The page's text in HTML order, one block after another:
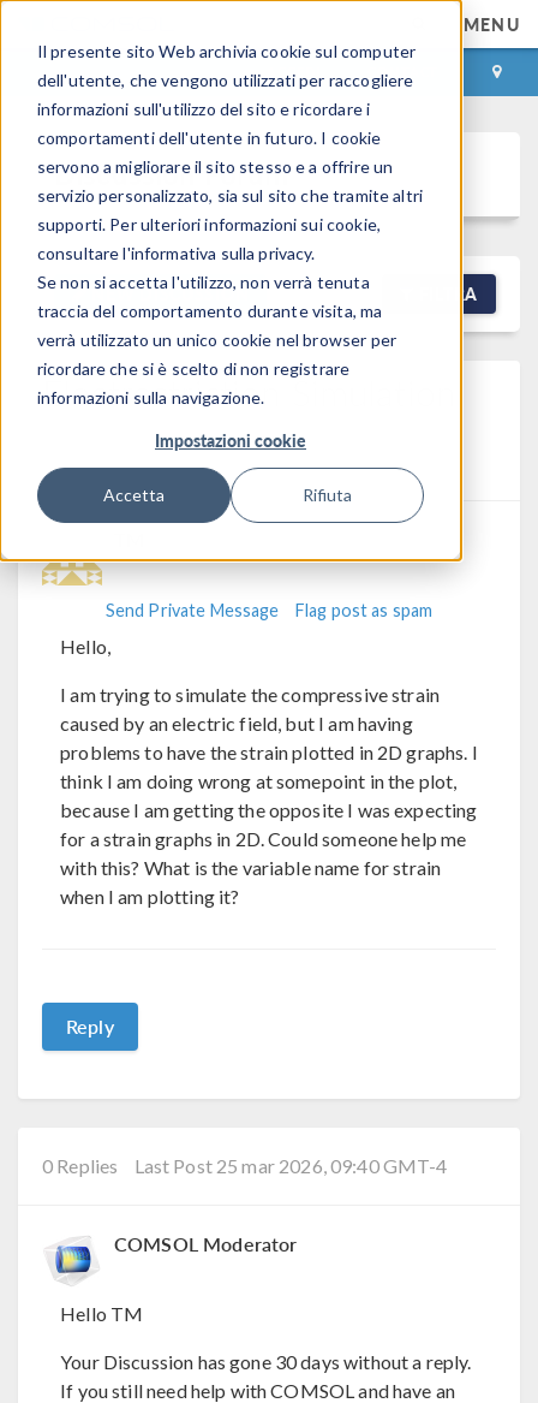
Il presente sito Web archivia cookie sul computer
dell'utente, che vengono utilizzati per raccogliere
informazioni sull'utilizzo del sito e ricordare i
comportamenti dell'utente in futuro. I cookie
servono a migliorare il sito stesso e a offrire un
servizio personalizzato, sia sul sito che tramite altri
supporti. Per ulteriori informazioni sui cookie,
consultare l'informativa sulla privacy.
Se non si accetta l'utilizzo, non verrà tenuta
traccia del comportamento durante visita, ma
verrà utilizzato un unico cookie nel browser per
ricordare che si è scelto di non registrare
informazioni sulla navigazione.
Impostazioni cookie
Accetta Rifiuta
MENU
ACCEDI CONTACT
Discussion Forum
NEW DISCUSSION FILTRA
Electrostriction Simulation
Visualization, Structural Mechanics, Physics Interfaces
Version 6.4
0 Replies
Send Private Message Flag post as spam
Hello,
I am trying to simulate the compressive strain
caused by an electric field, but I am having
problems to have the strain plotted in 2D graphs. I
think I am doing wrong at somepoint in the plot,
because I am getting the opposite I was expecting
for a strain graphs in 2D. Could someone help me
with this? What is the variable name for strain
when I am plotting it?
Reply
0 Replies Last Post 25 mar 2026, 09:40 GMT-4
COMSOL Moderator
Hello TM
Your Discussion has gone 30 days without a reply.
If you still need help with COMSOL and have an